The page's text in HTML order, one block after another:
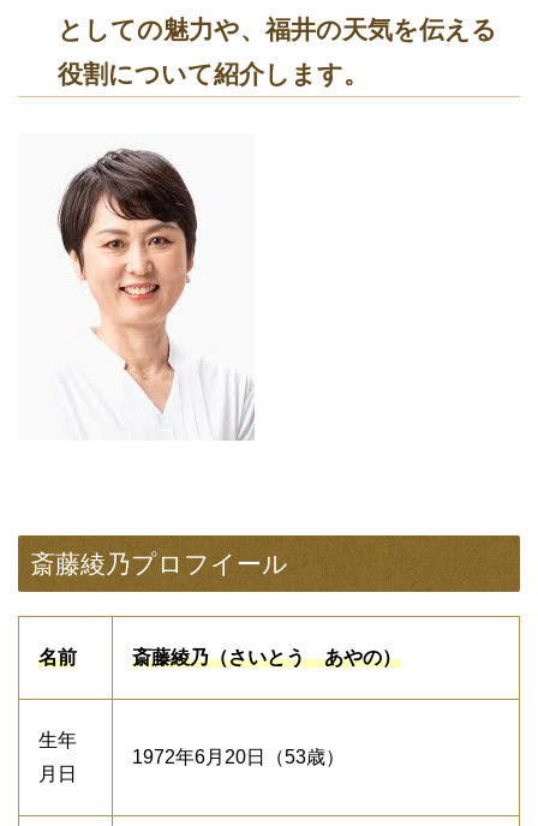
としての魅力や、福井の天気を伝える
役割について紹介します。
斎藤綾乃プロフイール
名前 斎藤綾乃（さいとう あやの）
生年
月日
1972年6月20日（53歳）